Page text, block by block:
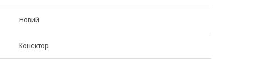
Новий
Конектор